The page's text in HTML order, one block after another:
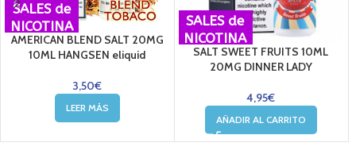
SALES de
NICOTINA
AMERICAN BLEND SALT 20MG
10ML HANGSEN eliquid
3,50€
LEER MÁS
SALES de
NICOTINA
SALT SWEET FRUITS 10ML
20MG DINNER LADY
4,95€
AÑADIR AL CARRITO